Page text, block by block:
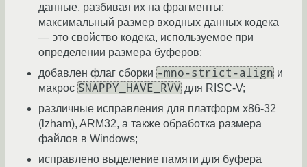
данные, разбивая их на фрагменты;
максимальный размер входных данных кодека
— это свойство кодека, используемое при
определении размера буферов;
добавлен флаг сборки -mno-strict-align и
макрос SNAPPY_HAVE_RVV для RISC-V;
различные исправления для платформ x86-32
(lzham), ARM32, а также обработка размера
файлов в Windows;
исправлено выделение памяти для буфера